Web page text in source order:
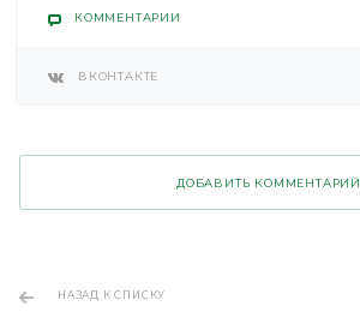
КОММЕНТАРИИ
ВКОНТАКТЕ
ДОБАВИТЬ КОММЕНТАРИЙ
НАЗАД К СПИСКУ